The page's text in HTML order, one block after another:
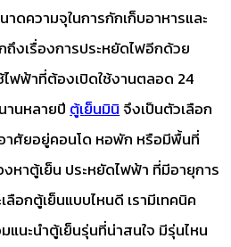
ดความจุในการกักเก็บอาหารและ
งเรื่องการประหยัดไฟอีกด้วย
ไฟฟ้าที่ต้องเปิดใช้งานตลอด 24
านหลายปี ตู้เย็นมินิจึงเป็นตัวเลือก
าศัยอยู่คอนโด หอพัก หรือมีพื้นที่
หาตู้เย็น ประหยัดไฟฟ้า ที่มีอายุการ
ลือกตู้เย็นแบบไหนดี เรามีเทคนิค
แนะนำตู้เย็นรุ่นที่น่าสนใจ มีรุ่นไหน